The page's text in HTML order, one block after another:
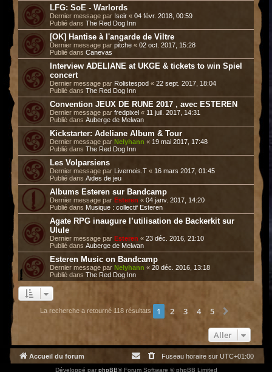
LFG: SoE - Warlords
Dernier message par Iseir « 04 févr. 2018, 00:59
Publié dans The Red Dog Inn
[OK] Hantise à l'angarde de Viltre
Dernier message par pitche « 02 oct. 2017, 15:28
Publié dans Canevas
Interview ADELIANE at UKGE & tickets to win Spiel
concert
Dernier message par Rolistespod « 22 sept. 2017, 18:04
Publié dans The Red Dog Inn
Convention JEUX DE RUNE 2017 , avec ESTEREN
Dernier message par fredpixel « 11 juil. 2017, 14:31
Publié dans Auberge de Melwan
Kickstarter: Adeliane Album & Tour
Dernier message par Nelyhann « 19 mai 2017, 17:48
Publié dans The Red Dog Inn
Les Volparsiens
Dernier message par Livernois.T « 16 mars 2017, 01:45
Publié dans Aides de jeu
Albums Esteren sur Bandcamp
Dernier message par Esteren « 04 janv. 2017, 14:20
Publié dans Musique : collectif Esteren
Agate RPG inaugure l’utilisation de Backerkit sur
Ulule
Dernier message par Esteren « 23 déc. 2016, 21:10
Publié dans Auberge de Melwan
Esteren Music on Bandcamp
Dernier message par Nelyhann « 20 déc. 2016, 13:18
Publié dans The Red Dog Inn
La recherche a retourné 118 résultats 1 2 3 4 5
Aller
Accueil du forum Fuseau horaire sur UTC+01:00
Développé par phpBB® Forum Software © phpBB Limited